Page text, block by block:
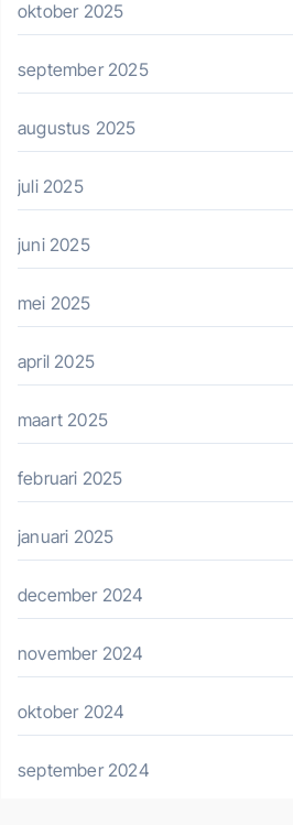
oktober 2025
september 2025
augustus 2025
juli 2025
juni 2025
mei 2025
april 2025
maart 2025
februari 2025
januari 2025
december 2024
november 2024
oktober 2024
september 2024